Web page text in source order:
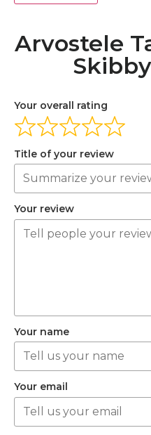
Arvostele
Your overall rating
Title of your review
Your review
Your name
Your email